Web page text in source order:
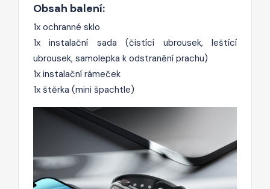
Obsah balení:
1x ochranné sklo
1x instalační sada (čistící ubrousek, leštící
ubrousek, samolepka k odstranění prachu)
1x instalační rámeček
1x štěrka (mini špachtle)